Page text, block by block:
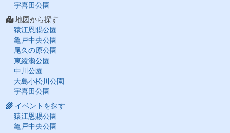
宇喜田公園
地図から探す
猿江恩賜公園
亀戸中央公園
尾久の原公園
東綾瀬公園
中川公園
大島小松川公園
宇喜田公園
イベントを探す
猿江恩賜公園
亀戸中央公園